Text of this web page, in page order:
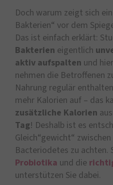
Doch warum zeigt sich
Bakterien“ vor dem
Das ist einfach erklärt:
Bakterien eigentlich
aktiv aufspalten und
nehmen die Betroffenen
Nahrung regulär
mehr Kalorien auf – das
zusätzliche Kalorien
Tag! Deshalb ist es
Gleich“gewicht“
Bacteriodetes zu achten.
Probiotika und die
unterstützen Sie dabei.